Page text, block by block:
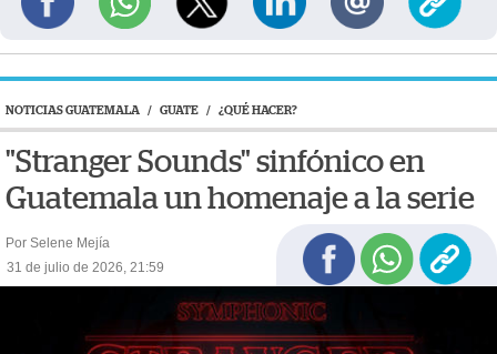
NOTICIAS GUATEMALA / GUATE / ¿QUÉ HACER?
"Stranger Sounds" sinfónico en
Guatemala un homenaje a la serie
Por Selene Mejía
31 de julio de 2026, 21:59